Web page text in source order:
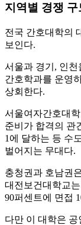
지역별 경쟁
전국 간호대학의
보인다.
서울과 경기, 인천
간호학과를 운영
상회한다.
서울여자간호대
준비가 합격의 관
1에 달하는 등 수
벌어지는 무대다.
충청권과 호남권
대전보건대학교
90퍼센트에 면접
다만 이 대학은 공